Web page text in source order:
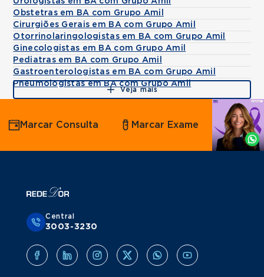
Obstetras em BA com Grupo Amil
Cirurgiões Gerais em BA com Grupo Amil
Otorrinolaringologistas em BA com Grupo Amil
Ginecologistas em BA com Grupo Amil
Pediatras em BA com Grupo Amil
Gastroenterologistas em BA com Grupo Amil
Pneumologistas em BA com Grupo Amil
Veja mais
Agende
por
Whatsapp
Marcar Consulta Marcar Exame
Central
3003-3230